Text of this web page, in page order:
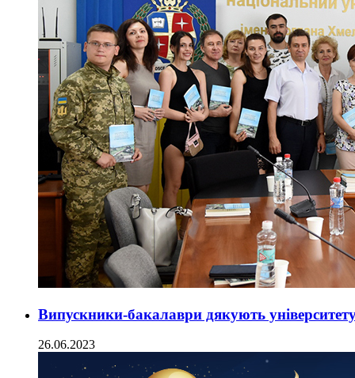
Випускники-бакалаври дякують
26.06.2023